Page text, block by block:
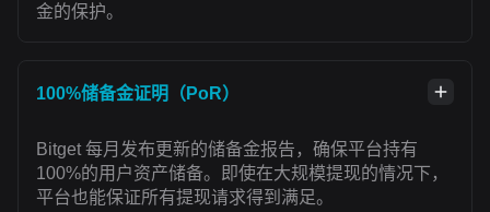
金的保护。
100%储备金证明（PoR）
Bitget 每月发布更新的储备金报告，确保平台持有
100%的用户资产储备。即使在大规模提现的情况下，
平台也能保证所有提现请求得到满足。